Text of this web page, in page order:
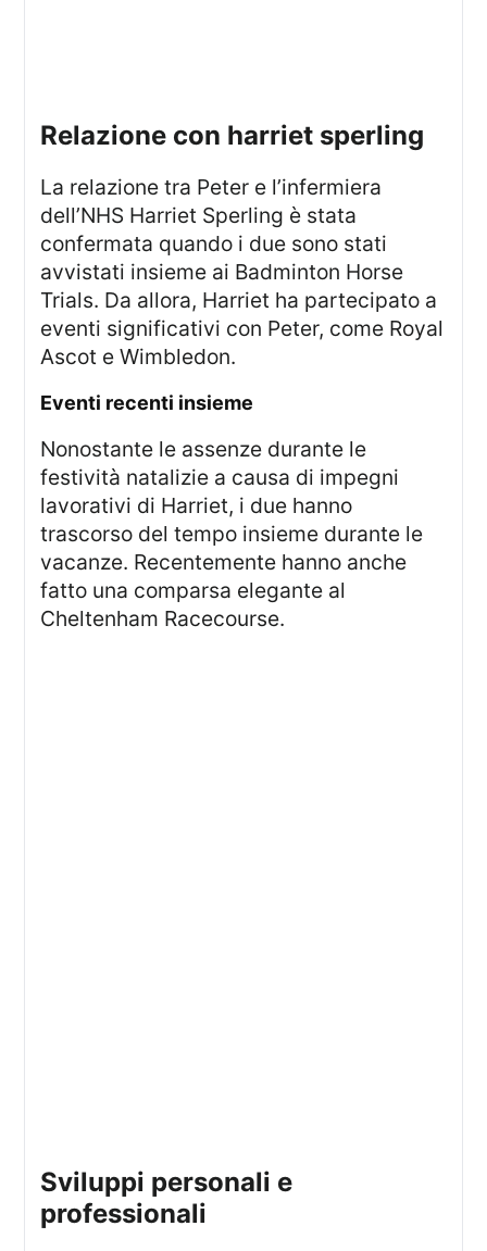
relazione con harriet sperling
La relazione tra Peter e l’infermiera
dell’NHS Harriet Sperling è stata
confermata quando i due sono stati
avvistati insieme ai Badminton Horse
Trials. Da allora, Harriet ha partecipato a
eventi significativi con Peter, come Royal
Ascot e Wimbledon.
eventi recenti insieme
Nonostante le assenze durante le
festività natalizie a causa di impegni
lavorativi di Harriet, i due hanno
trascorso del tempo insieme durante le
vacanze. Recentemente hanno anche
fatto una comparsa elegante al
Cheltenham Racecourse.
sviluppi personali e
professionali